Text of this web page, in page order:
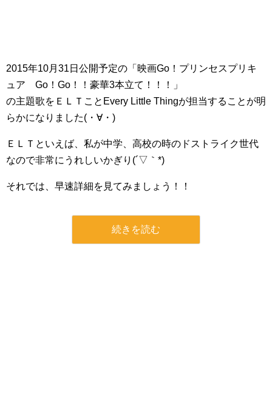
2015年10月31日公開予定の「映画Go！プリンセスプリキ
ュア Go！Go！！豪華3本立て！！！」
の主題歌をＥＬＴことEvery Little Thingが担当することが明
らかになりました(・∀・)
ＥＬＴといえば、私が中学、高校の時のドストライク世代
なので非常にうれしいかぎり(´▽｀*)
それでは、早速詳細を見てみましょう！！
続きを読む